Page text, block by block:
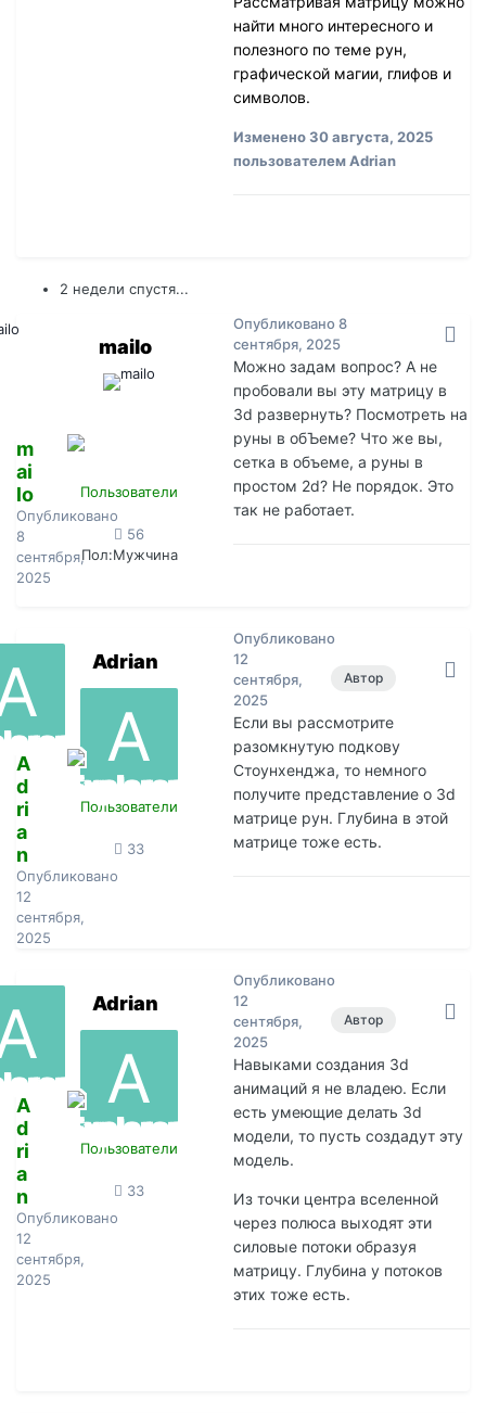
найти много интересного и
полезного по теме рун,
графической магии, глифов и
символов.
Изменено30 августа, 2025
пользователем Adrian
2 недели спустя...
m
ai
lo
Опубликовано
8
сентября,
2025
mailo
Пользователи
56
Пол:Мужчина
Опубликовано8
сентября, 2025
Можно задам вопрос? А не
пробовали вы эту матрицу в
3d развернуть? Посмотреть на
руны в обЪеме? Что же вы,
сетка в объеме, а руны в
простом 2d? Не порядок. Это
так не работает.
A
d
ri
a
n
Опубликовано
12
сентября,
2025
Adrian
Пользователи
33
Автор
Опубликовано
12
сентября,
2025
Если вы рассмотрите
разомкнутую подкову
Стоунхенджа, то немного
получите представление о 3d
матрице рун. Глубина в этой
матрице тоже есть.
A
d
ri
a
n
Опубликовано
12
сентября,
2025
Adrian
Пользователи
33
Автор
Опубликовано
12
сентября,
2025
Навыками создания 3d
анимаций я не владею. Если
есть умеющие делать 3d
модели, то пусть создадут эту
модель.
Из точки центра вселенной
через полюса выходят эти
силовые потоки образуя
матрицу. Глубина у потоков
этих тоже есть.